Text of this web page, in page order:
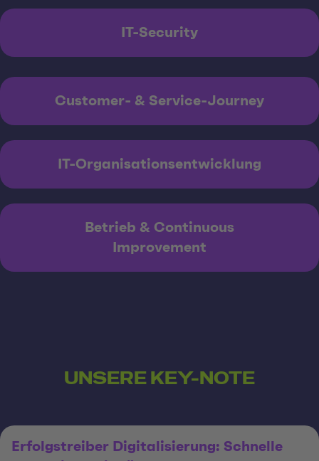
IT-Security
Customer- & Service-Journey
IT-Organisationsentwicklung
Betrieb & Continuous
Improvement
UNSERE KEY-NOTE
Erfolgstreiber Digitalisierung: Schnelle